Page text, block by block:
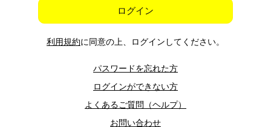
ログイン
利用規約に同意の上、ログインしてください。
パスワードを忘れた方
ログインができない方
よくあるご質問（ヘルプ）
お問い合わせ